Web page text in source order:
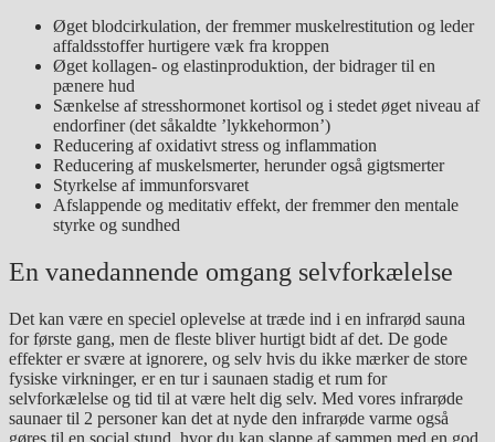
Øget blodcirkulation, der fremmer muskelrestitution og leder
affaldsstoffer hurtigere væk fra kroppen
Øget kollagen- og elastinproduktion, der bidrager til en
pænere hud
Sænkelse af stresshormonet kortisol og i stedet øget niveau af
endorfiner (det såkaldte ’lykkehormon’)
Reducering af oxidativt stress og inflammation
Reducering af muskelsmerter, herunder også gigtsmerter
Styrkelse af immunforsvaret
Afslappende og meditativ effekt, der fremmer den mentale
styrke og sundhed
En vanedannende omgang selvforkælelse
Det kan være en speciel oplevelse at træde ind i en infrarød sauna
for første gang, men de fleste bliver hurtigt bidt af det. De gode
effekter er svære at ignorere, og selv hvis du ikke mærker de store
fysiske virkninger, er en tur i saunaen stadig et rum for
selvforkælelse og tid til at være helt dig selv. Med vores infrarøde
saunaer til 2 personer kan det at nyde den infrarøde varme også
gøres til en social stund, hvor du kan slappe af sammen med en god